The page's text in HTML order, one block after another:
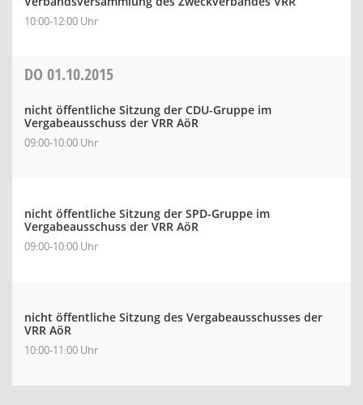
10:00-12:00 Uhr
DO 01.10.2015
nicht öffentliche Sitzung der CDU-Gruppe im
Vergabeausschuss der VRR AöR
09:00-10:00 Uhr
nicht öffentliche Sitzung der SPD-Gruppe im
Vergabeausschuss der VRR AöR
09:00-10:00 Uhr
nicht öffentliche Sitzung des Vergabeausschusses der
VRR AöR
10:00-11:00 Uhr